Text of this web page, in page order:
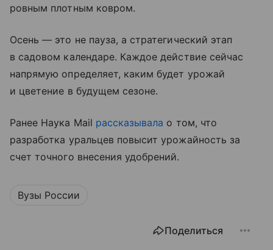
ровным плотным ковром.
Осень — это не пауза, а стратегический этап
в садовом календаре. Каждое действие сейчас
напрямую определяет, каким будет урожай
и цветение в будущем сезоне.
Ранее Наука Mail рассказывала о том, что
разработка уральцев повысит урожайность за
счет точного внесения удобрений.
Вузы России
Поделиться